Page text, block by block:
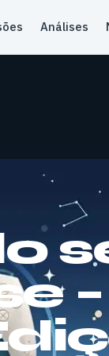
Análises